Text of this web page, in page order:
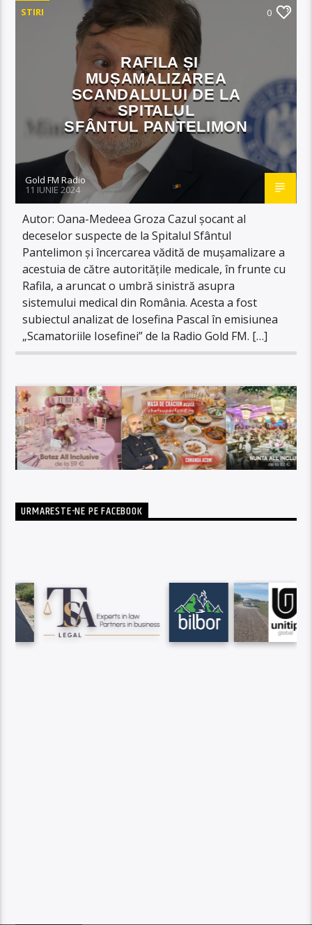
STIRI 0
RAFILA ȘI
MUȘAMALIZAREA
SCANDALULUI DE LA
SPITALUL
SFÂNTUL PANTELIMON
Gold FM Radio
11 IUNIE 2024
Autor: Oana-Medeea Groza Cazul șocant al
deceselor suspecte de la Spitalul Sfântul
Pantelimon și încercarea vădită de mușamalizare a
acestuia de către autoritățile medicale, în frunte cu
Rafila, a aruncat o umbră sinistră asupra
sistemului medical din România. Acesta a fost
subiectul analizat de Iosefina Pascal în emisiunea
„Scamatoriile Iosefinei” de la Radio Gold FM. […]
URMARESTE-NE PE FACEBOOK